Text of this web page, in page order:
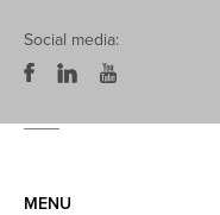
Social media:
MENU